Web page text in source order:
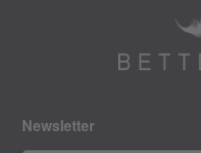
Newsletter